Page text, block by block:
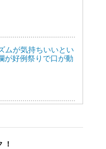
ムが気持ちいいとい
が好例祭りで口が動